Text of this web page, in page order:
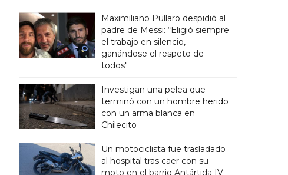
Maximiliano Pullaro despidió al
padre de Messi: “Eligió siempre
el trabajo en silencio,
ganándose el respeto de
todos"
Investigan una pelea que
terminó con un hombre herido
con un arma blanca en
Chilecito
Un motociclista fue trasladado
al hospital tras caer con su
moto en el barrio Antártida IV